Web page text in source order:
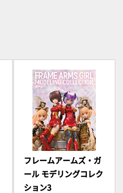
フレームアームズ・ガ
ール モデリングコレク
ション3